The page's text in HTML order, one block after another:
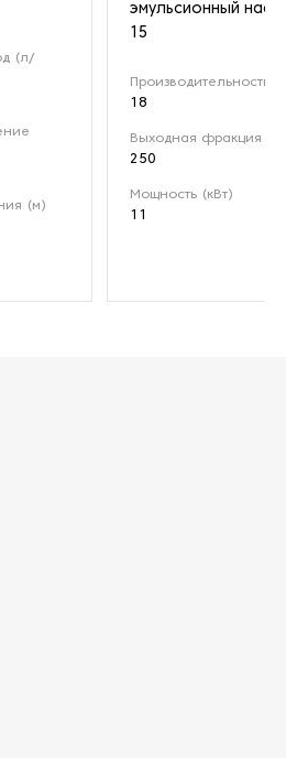
(л/
(м)
эмульсионный
15
Производительность
18
Выходная фракция
250
Мощность (кВт)
11